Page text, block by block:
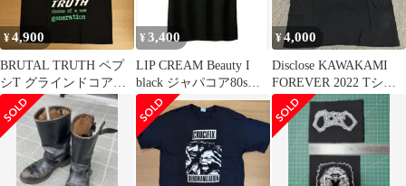
¥4,900
BRUTAL TRUTH ペプ
シT グラインドコア、
パワーヴァイオレンス
XL
¥ 3,400
LIP CREAM Beauty I
black ジャパコア80sハ
ードコア
¥4,000
Disclose KAWAKAMI
FOREVER 2022 Tシャ
ツ